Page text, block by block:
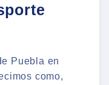
Puebla en
como,